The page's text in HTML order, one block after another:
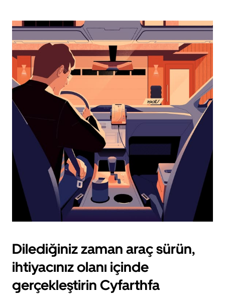
seçmek
aşağı
ok
tuşuna
basın.
Takvimi
kapatmak
için
escape
tuşuna
basın.
Dilediğiniz zaman araç sürün,
ihtiyacınız olanı içinde
gerçekleştirin Cyfarthfa